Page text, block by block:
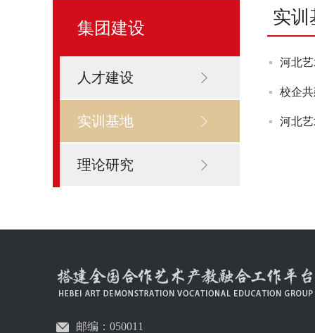
集团建设
人才建设
实训基地
理论研究
实训
河北
校企
河北
邮编：050011